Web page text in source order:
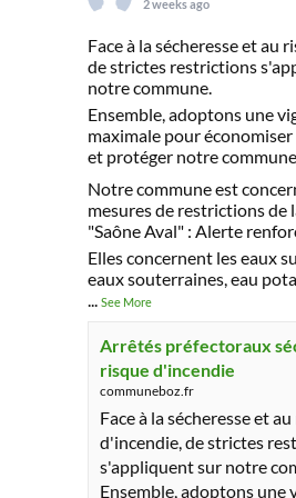
2 weeks ago
Face à la sécheresse et au
de strictes restrictions
notre commune.
Ensemble, adoptons une
maximale pour
et protéger notre
Notre commune est
mesures de restrictions de
"Saône Aval" : Alerte
Elles concernent les eaux
eaux souterraines, eau
... See More
Arrêtés préfectoraux
risque d'incendie
communeboz.fr
Face à la sécheresse et
d'incendie, de strictes
s'appliquent sur notre
Ensemble, adoptons une